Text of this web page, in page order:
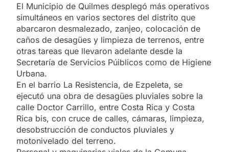
El Municipio de Quilmes desplegó más operativos
simultáneos en varios sectores del distrito que
abarcaron desmalezado, zanjeo, colocación de
caños de desagües y limpieza de terrenos, entre
otras tareas que llevaron adelante desde la
Secretaría de Servicios Púiblicos como de Higiene
Urbana.
En el barrio La Resistencia, de Ezpeleta, se
ejecutó una obra de desagües pluviales sobre la
calle Doctor Carrillo, entre Costa Rica y Costa
Rica bis, con cruce de calles, cámaras, limpieza,
desobstrucción de conductos pluviales y
motonivelado del terreno.